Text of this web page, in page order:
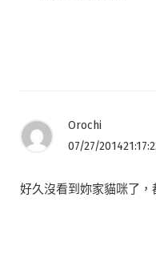
Orochi
07/27/
好久沒看到妳家貓咪了